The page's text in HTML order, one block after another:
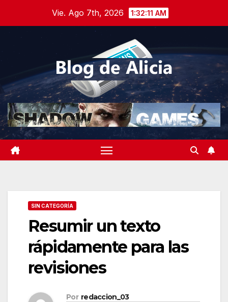
Vie. Ago 7th, 2026 1:32:12 AM
SIN CATEGORÍA
Resumir un texto
rápidamente para las
revisiones
Por redaccion_03